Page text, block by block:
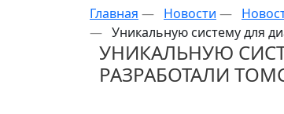
Главная — Новости —
— Уникальную систему для
УНИКАЛЬНУЮ
РАЗРАБОТАЛИ